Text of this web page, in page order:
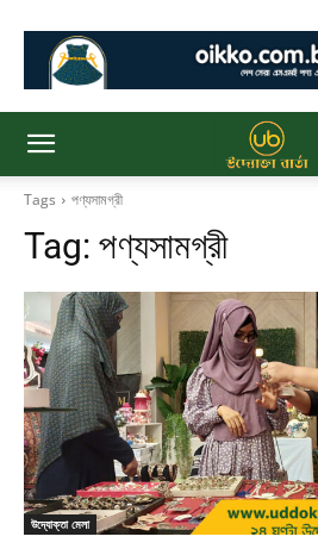
Tags পণ্যসামগ্রী
Tag: পণ্যসামগ্রী
উদ্যোক্তা মেলা